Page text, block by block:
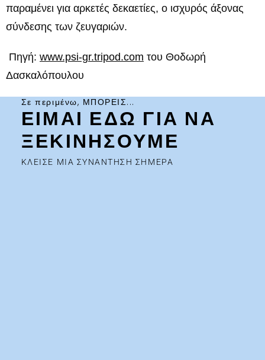
παραμένει για αρκετές δεκαετίες, ο ισχυρός άξονας
σύνδεσης των ζευγαριών.
Πηγή: www.psi-gr.tripod.com του Θοδωρή
Δασκαλόπουλου
Σε περιμένω, ΜΠΟΡΕΙΣ...
ΕΙΜΑΙ ΕΔΩ ΓΙΑ ΝΑ
ΞΕΚΙΝΗΣΟΥΜΕ
ΚΛΕΙΣΕ ΜΙΑ ΣΥΝΑΝΤΗΣΗ ΣΗΜΕΡΑ